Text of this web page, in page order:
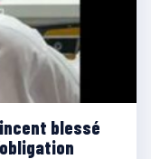
blessé